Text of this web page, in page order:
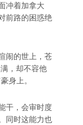
冲着加拿大
前路的困惑绝
闹的世上，苍
，却不容他
身上。
干，会审时度
同时这能力也